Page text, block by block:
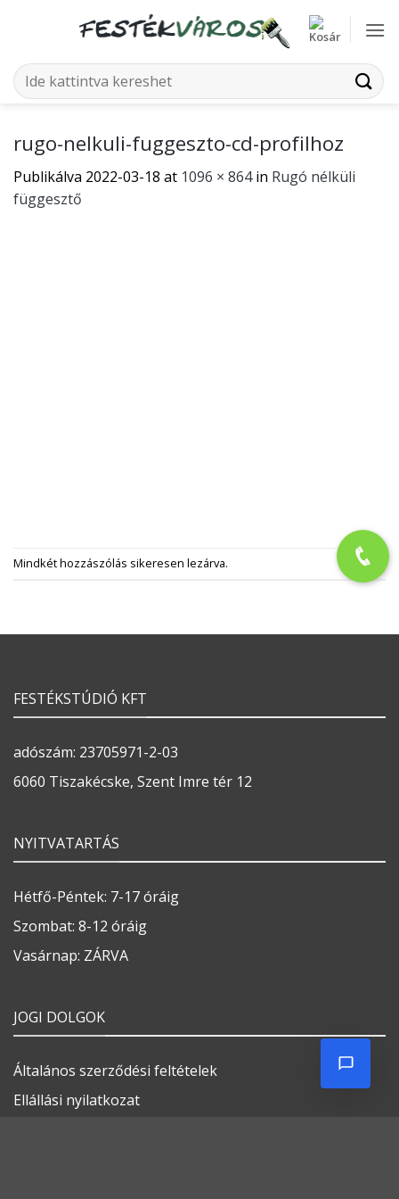
Keresés
a
rugo-nelkuli-fuggeszto-cd-profilhoz
Publikálva 2022-03-18 at 1096 × 864in Rugó nélküli
függesztő
Mindkét hozzászólás sikeresen lezárva.
FESTÉKSTÚDIÓ KFT
adószám: 23705971-2-03
6060 Tiszakécske, Szent Imre tér 12
NYITVATARTÁS
Hétfő-Péntek: 7-17 óráig
Szombat: 8-12 óráig
Vasárnap: ZÁRVA
JOGI DOLGOK
Általános szerződési feltételek
Ellállási nyilatkozat